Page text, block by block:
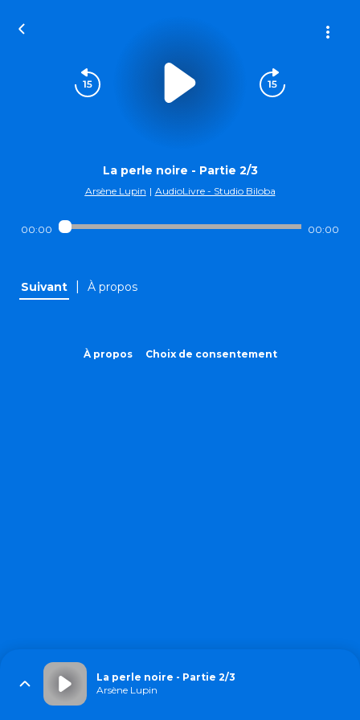
La perle noire - Partie 2/3
Arsène Lupin | AudioLivre - Studio Biloba
00:00 00:00
Suivant À propos
À propos Choix de consentement
La perle noire - Partie 2/3
Arsène Lupin